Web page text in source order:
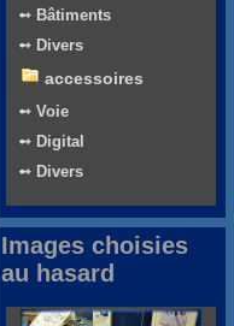
➻ Bâtiments
➻ Divers
accessoires
➻ Voie
➻ Digital
➻ Divers
Images choisies
au hasard